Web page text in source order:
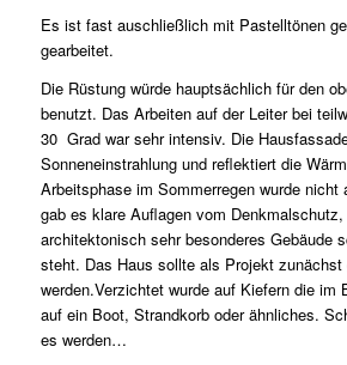
Es ist fast auschließlich mit Pastelltönen
gearbeitet.
Die Rüstung würde hauptsächlich für den
benutzt. Das Arbeiten auf der Leiter bei
30 Grad war sehr intensiv. Die
Sonneneinstrahlung und reflektiert die
Arbeitsphase im Sommerregen wurde nicht
gab es klare Auflagen vom
architektonisch sehr besonderes Gebäude
steht. Das Haus sollte als Projekt
werden.Verzichtet wurde auf Kiefern die im
auf ein Boot, Strandkorb oder ähnliches.
es werden…